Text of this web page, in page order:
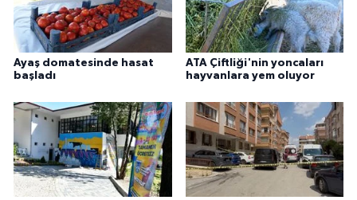
Ayaş domatesinde hasat
başladı
ATA Çiftliği'nin yoncaları
hayvanlara yem oluyor